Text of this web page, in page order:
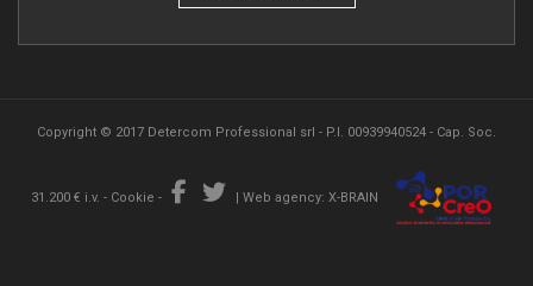
Copyright © 2017 Detercom Professional srl - P.I. 00939940524 - Cap. Soc.
31.200 € i.v. - Cookie - | Web agency: X-BRAIN